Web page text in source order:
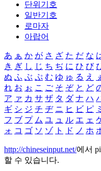
단위기호
일반기호
로마자
아랍어
あ ぁ か が さ ざ た だ な
き ぎ し じ ち ぢ に ひ び
ぬ ふ ぶ ぷ む ゆ ゅ る え ぇ
れ お ぉ こ ご そ ぞ と ど
ア ァ カ サ ザ タ ダ ナ ハ
ギ シ ジ チ ヂ ニ ヒ ビ ピ ミ
フ ブ プ ム ユ ュ ル エ ェ
ォ コ ゴ ソ ゾ ト ド ノ ホ
http://chineseinput.net/에서
할 수 있습니다.